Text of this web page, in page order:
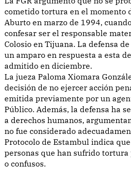
cometido tortura en el momento
Aburto en marzo de 1994,
confesar ser el responsable
Colosio en Tijuana. La defensa
un amparo en respuesta a esta
admitido en diciembre.
La jueza Paloma Xiomara
decisión de no ejercer acción
emitida previamente por un
Público. Además, la defensa ha
a derechos humanos,
no fue considerado
Protocolo de Estambul indica
personas que han sufrido tortura
o confusos.